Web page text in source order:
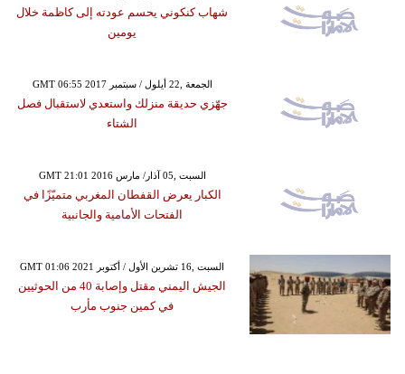
شهاب كنكوني يحسم عودته إلى كاظمة خلال
يومين
GMT 06:55 2017 الجمعة ,22 أيلول / سبتمبر
جهّزي حديقة منزلك واستعدي لاستقبال فصل
الشتاء
GMT 21:01 2016 السبت ,05 آذار/ مارس
الكبار يعرض القفطان المغربي متميّزًا في
الفتحات الأمامية والجانبية
GMT 01:06 2021 السبت ,16 تشرين الأول / أكتوبر
الجيش اليمني مقتل وإصابة 40 من الحوثيين
في كمين جنوب مأرب